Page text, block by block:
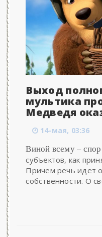
Выход
мультика
Медведя
14-мая, 03:36
Виной всему –
субъектов, как
Причем речь идет
собственности. О